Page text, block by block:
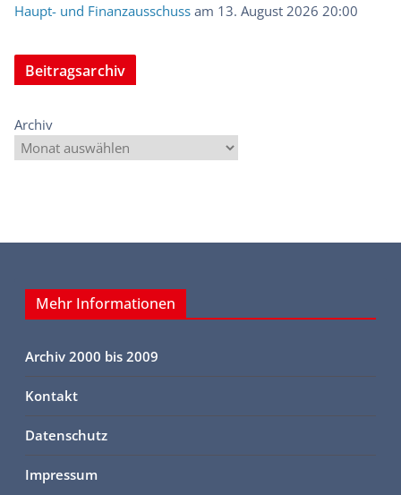
Haupt- und Finanzausschuss am 13. August 2026 20:00
Beitragsarchiv
Archiv
Mehr Informationen
Archiv 2000 bis 2009
Kontakt
Datenschutz
Impressum